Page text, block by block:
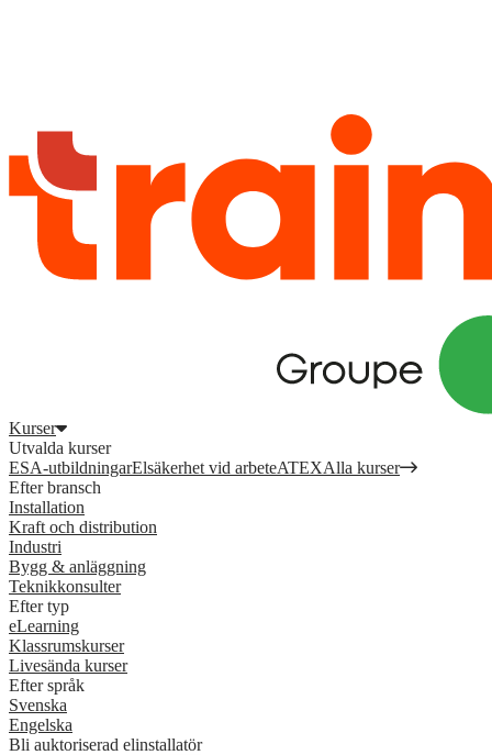
Kurser
Utvalda kurser
ESA-utbildningarElsäkerhet vid arbeteATEXAlla kurser
Efter bransch
Installation
Kraft och distribution
Industri
Bygg & anläggning
Teknikkonsulter
Efter typ
eLearning
Klassrumskurser
Livesända kurser
Efter språk
Svenska
Engelska
Bli auktoriserad elinstallatör